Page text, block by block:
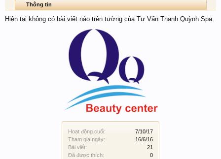
Hoạt động cuối:
7/10/17
Tham gia ngày:
16/6/16
Bài viết:
21
Đã được thích:
0
Thông tin
Hiện tại không có bài viết nào trên tường của Tư Vấn Thanh Quỳnh Spa.